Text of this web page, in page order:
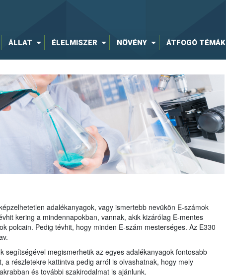
ÁLLAT ÉLELMISZER NÖVÉNY ÁTFOGÓ TÉMÁK
adalékanyagok, vagy ismertebb nevükön E-számok
kering a mindennapokban, vannak, akik kizárólag E-mentes
polcain. Pedig tévhit, hogy minden E-szám mesterséges. Az E330
segítségével megismerhetik az egyes adalékanyagok fontosabb
a részletekre kattintva pedig arról is olvashatnak, hogy mely
és további szakirodalmat is ajánlunk.